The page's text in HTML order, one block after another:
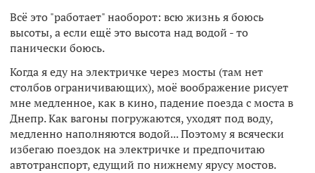
Всё это "работает" наоборот: всю жизнь я боюсь
высоты, а если ещё это высота над водой - то
панически боюсь.
Когда я еду на электричке через мосты (там нет
столбов ограничивающих), моё воображение рисует
мне медленное, как в кино, падение поезда с моста в
Днепр. Как вагоны погружаются, уходят под воду,
медленно наполняются водой... Поэтому я всячески
избегаю поездок на электричке и предпочитаю
автотранспорт, едущий по нижнему ярусу мостов.